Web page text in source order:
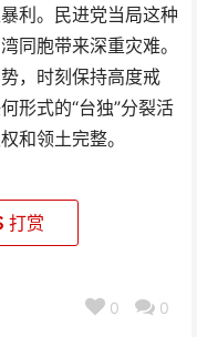
利。民进党当局这种
同胞带来深重灾难。
，时刻保持高度戒
形式的“台独”分裂活
和领土完整。
打赏
0 0